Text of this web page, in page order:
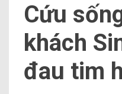
Cứu
khách
đau tim